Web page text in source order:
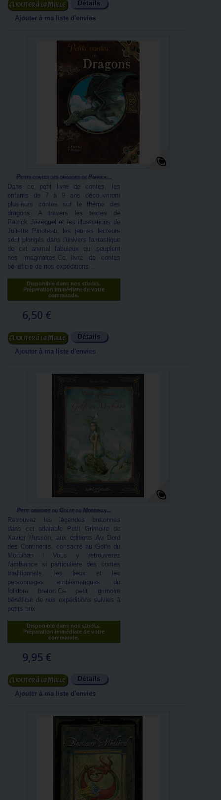
Ajouter au panier Détails
Ajouter à ma liste d'envies
Petits contes des dragons de Patrick...
Dans ce petit livre de contes, les
enfants de 7 à 9 ans découvriront
plusieurs contes sur le thème des
dragons. A travers les textes de
Patrick Jézéquel et les illustrations de
Juliette Pinoteau, les jeunes lecteurs
sont plongés dans l'univers fantastique
de cet animal fabuleux qui peuplent
nos imaginaires.Ce livre de contes
bénéficie de nos expéditions...
Disponible dans nos stocks.
Préparation immédiate de votre
commande.
6,50 €
Ajouter au panier Détails
Ajouter à ma liste d'envies
Petit grimoire du Golfe du Morbihan...
Retrouvez les légendes bretonnes
dans cet adorable Petit Grimoire de
Xavier Hussön, aux éditions Au Bord
des Continents, consacré au Golfe du
Morbihan ! Vous y retrouverez
l'ambiance si particulière des contes
traditionnels, les lieux et les
personnages emblématiques du
folklore breton.Ce petit grimoire
bénéficie de nos expéditions suivies à
petits prix.
Disponible dans nos stocks.
Préparation immédiate de votre
commande.
9,95 €
Ajouter au panier Détails
Ajouter à ma liste d'envies